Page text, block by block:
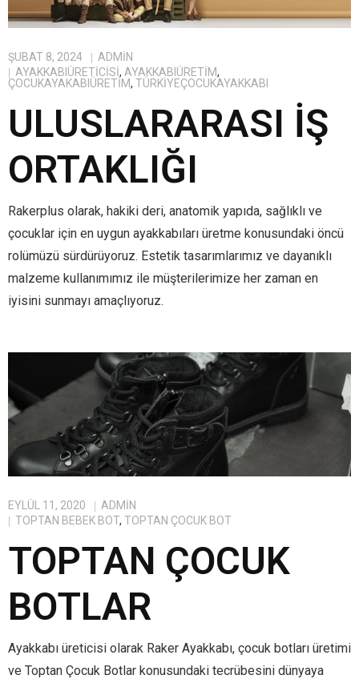
ŞUBAT 8, 2024
ADMIN
AYAKKABIÜRETICISI, AYAKKABIÜRETIM,
ÇOCUKAYAKABIÜRETIM, TÜRKIYEÇOCUKAYAKKABI
ULUSLARARASI İŞ
ORTAKLIĞI
Rakerplus olarak, hakiki deri, anatomik yapıda, sağlıklı ve
çocuklar için en uygun ayakkabıları üretme konusundaki öncü
rolümüzü sürdürüyoruz. Estetik tasarımlarımız ve dayanıklı
malzeme kullanımımız ile müşterilerimize her zaman en
iyisini sunmayı amaçlıyoruz.
EYLÜL 11, 2020
ADMIN
TOPTAN BEBEK BOT, TOPTAN ÇOCUK BOT
TOPTAN ÇOCUK
BOTLAR
Ayakkabı üreticisi olarak Raker Ayakkabı, çocuk botları üretimi
ve Toptan Çocuk Botlar konusundaki tecrübesini dünyaya